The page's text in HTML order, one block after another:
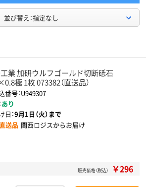
並び替え：指定なし
業 加研ウルフゴールド切断砥石
極 1枚 073382（直送品）
番号：U949307
あり
日：9月1日（火）まで
送品 関西ロジスからお届け
販売価格（税込） ￥296